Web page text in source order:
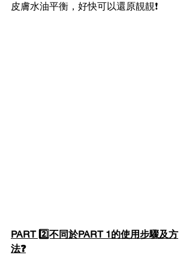
皮膚水油平衡，好快可以還原靚靚❗️
PART 2️⃣不同於PART 1的使用步驟及方
法❓️